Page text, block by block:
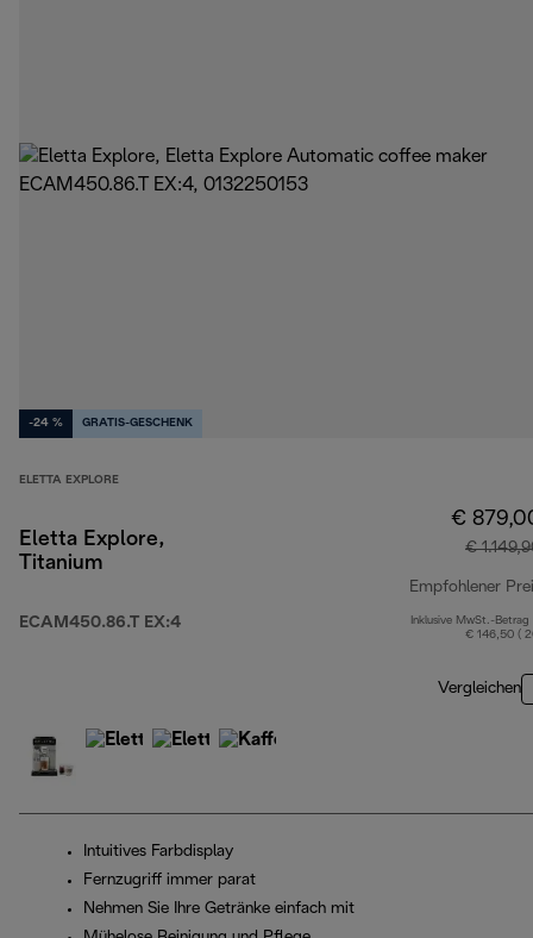
-24 % GRATIS-GESCHENK
ELETTA EXPLORE
Eletta Explore,
Titanium
ECAM450.86.T EX:4
€
€
Empfohlener
Inklusive MwSt.-Betrag
€ 146,50 (
Vergleichen
Intuitives Farbdisplay
Fernzugriff immer parat
Nehmen Sie Ihre Getränke einfach mit